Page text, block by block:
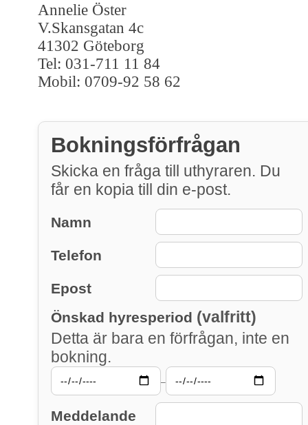
Annelie Öster
V.Skansgatan 4c
41302 Göteborg
Tel: 031-711 11 84
Mobil: 0709-92 58 62
Bokningsförfrågan
Skicka en fråga till uthyraren. Du
får en kopia till din e-post.
Namn
Telefon
Epost
Önskad hyresperiod (valfritt)
Detta är bara en förfrågan, inte en
bokning.
–
Meddelande